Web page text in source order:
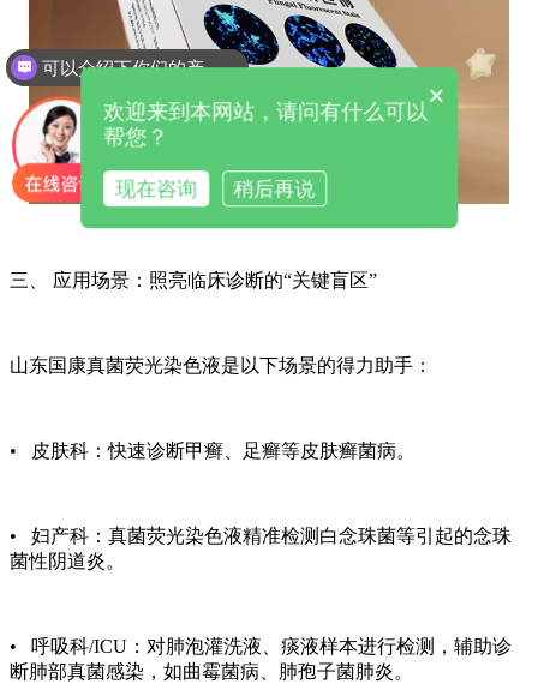
三、 应用场景：照亮临床诊断的“关键盲区”
山东国康真菌荧光染色液是以下场景的得力助手：
• 皮肤科：快速诊断甲癣、足癣等皮肤癣菌病。
• 妇产科：真菌荧光染色液精准检测白念珠菌等引起的念珠
菌性阴道炎。
• 呼吸科/ICU：对肺泡灌洗液、痰液样本进行检测，辅助诊
断肺部真菌感染，如曲霉菌病、肺孢子菌肺炎。
可以介绍下你们的产品么
×
欢迎来到本网站，请问有什么可以
帮您？
现在咨询 稍后再说